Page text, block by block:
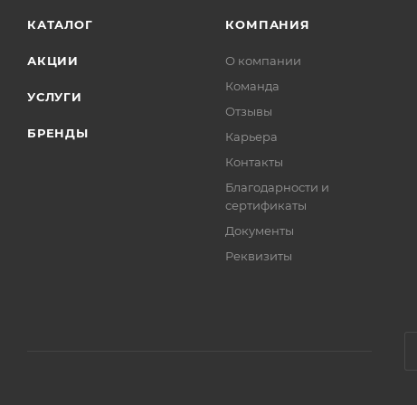
КАТАЛОГ
АКЦИИ
УСЛУГИ
БРЕНДЫ
КОМПАНИЯ
О компании
Команда
Отзывы
Карьера
Контакты
Благодарности и
сертификаты
Документы
Реквизиты